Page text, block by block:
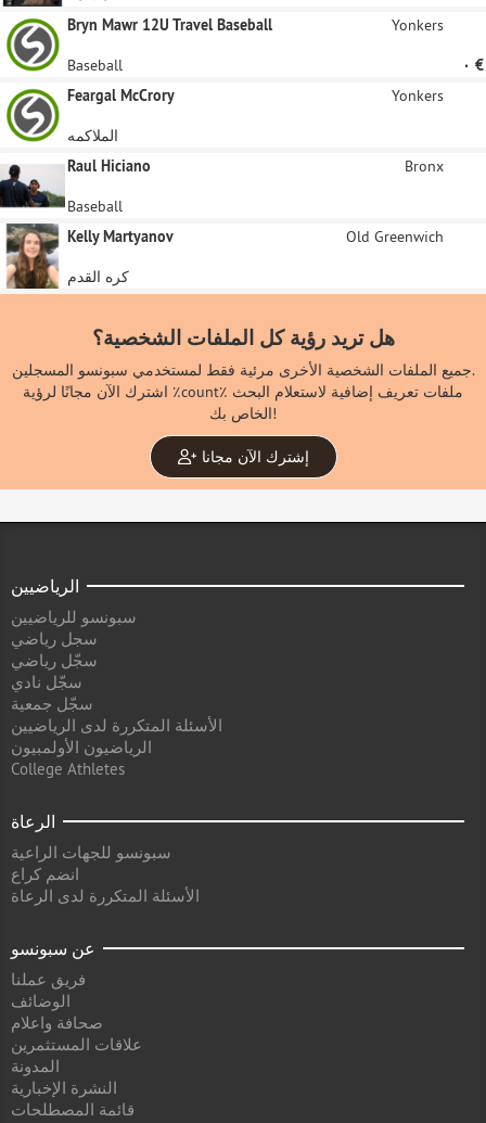
Bryn Mawr 12U Travel Baseball
Yonkers
Baseball
‏٠ €
Feargal McCrory
Yonkers
الملاكمه
Raul Hiciano
Bronx
Baseball
Kelly Martyanov
Old Greenwich
كره القدم
هل تريد رؤية كل الملفات الشخصية؟
جميع الملفات الشخصية الأخرى مرئية فقط لمستخدمي سبونسو المسجلين.
اشترك الآن مجانًا لرؤية ٪count٪ ملفات تعريف إضافية لاستعلام البحث
الخاص بك!
إشترك الآن مجانا
الرياضيين
سبونسو للرياضيين
سجل رياضي
سجّل رياضي
سجّل نادي
سجّل جمعية
الأسئلة المتكررة لدى الرياضيين
الرياضيون الأولمبيون
College Athletes
الرعاة
سبونسو للجهات الراعية
انضم كراع
الأسئلة المتكررة لدى الرعاة
عن سبونسو
فريق عملنا
الوضائف
صحافة واعلام
علاقات المستثمرين
المدونة
النشرة الإخبارية
قائمة المصطلحات